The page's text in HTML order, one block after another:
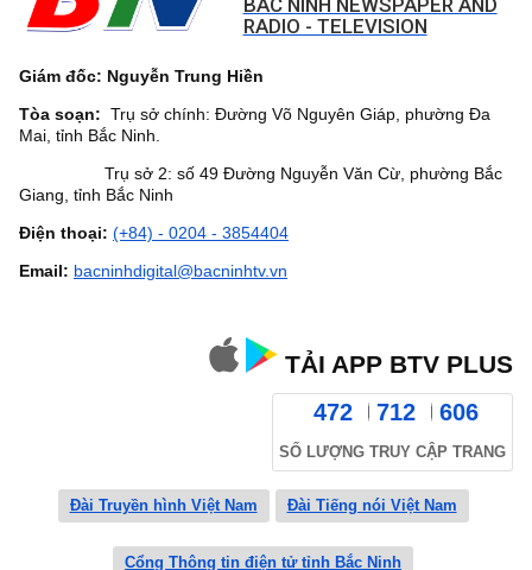
RADIO - TELEVISION
Giám đốc: Nguyễn Trung Hiền
Tòa soạn: Trụ sở chính: Đường Võ Nguyên Giáp, phường Đa
Mai, tỉnh Bắc Ninh.
Trụ sở 2: số 49 Đường Nguyễn Văn Cừ, phường Bắc
Giang, tỉnh Bắc Ninh
Điện thoại: (+84) - 0204 - 3854404
Email: bacninhdigital@bacninhtv.vn
TẢI APP BTV PLUS
472 712 606
SỐ LƯỢNG TRUY CẬP TRANG
Đài Truyền hình Việt Nam Đài Tiếng nói Việt Nam
Cổng Thông tin điện tử tỉnh Bắc Ninh